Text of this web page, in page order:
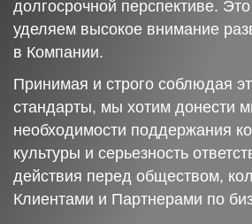
долгосрочной перспективе.
уделяем высокое внимание
в Компании.
Принимая и строго соблюдая
стандарты, мы хотим донести
необходимости поддержания
культуры и серьезность
действия перед обществом,
Клиентами и Партнерами по